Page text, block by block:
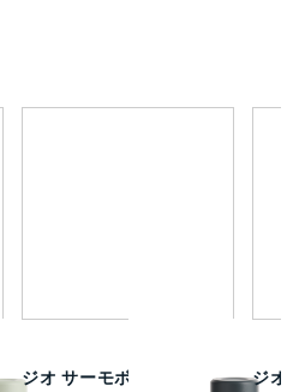
ジオ サーモボトル ミニ チ
ジオ